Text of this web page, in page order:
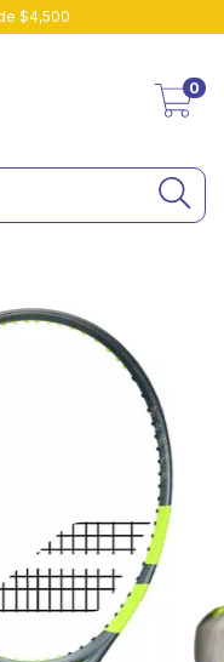
$4,500
0